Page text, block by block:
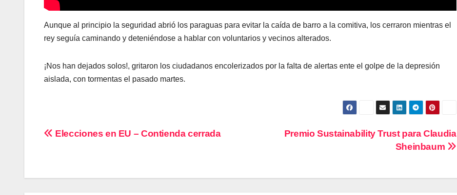
Aunque al principio la seguridad abrió los paraguas para evitar la caída de barro a la comitiva, los cerraron mientras el
rey seguía caminando y deteniéndose a hablar con voluntarios y vecinos alterados.
¡Nos han dejados solos!, gritaron los ciudadanos encolerizados por la falta de alertas ente el golpe de la depresión
aislada, con tormentas el pasado martes.
Navegación
entradas
Premio Sustainability Trust para Claudia
Sheinbaum
Elecciones en EU – Contienda cerrada